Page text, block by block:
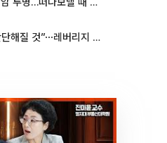
“삼성전자 하단 단단해질 것”⋯레버리지 규제에 쏠림 완화 [찐코노미]